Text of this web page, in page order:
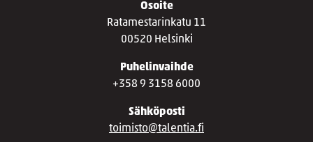
Osoite
Ratamestarinkatu 11
00520 Helsinki
Puhelinvaihde
+358 9 3158 6000
Sähköposti
toimisto@talentia.fi